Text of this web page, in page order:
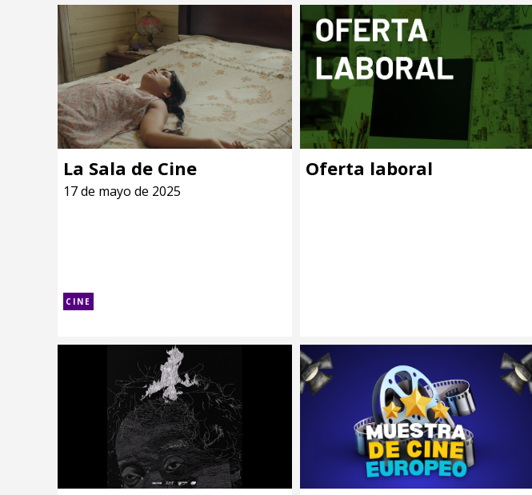
La Sala de Cine
17 de mayo de 2025
CINE
Oferta laboral